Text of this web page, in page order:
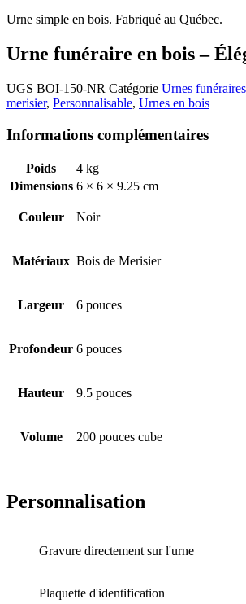
–
-
Noir
Urne simple en bois. Fabriqué au Québec.
Urne funéraire en bois –
UGS BOI-150-NR Catégorie Urnes funéraires
merisier, Personnalisable, Urnes en bois
Informations complémentaires
Poids
4 kg
Dimensions 6 × 6 × 9.25 cm
Couleur Noir
Matériaux Bois de Merisier
Largeur 6 pouces
Profondeur 6 pouces
Hauteur 9.5 pouces
Volume 200 pouces cube
Personnalisation
Gravure directement sur l'urne
Plaquette d'identification